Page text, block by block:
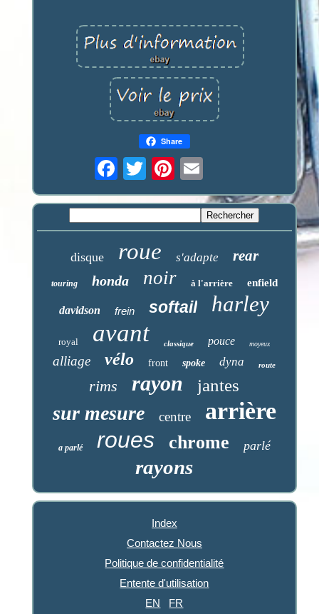
Share
disque roue s'adapte rear
touring honda noir à l'arrière enfield
davidson frein softail harley
royal avant classique pouce moyeux
alliage vélo front spoke dyna route
rims rayon jantes
sur mesure centre arrière
a parlé roues chrome parlé
rayons
Index
Contactez Nous
Politique de confidentialité
Entente d'utilisation
EN
FR